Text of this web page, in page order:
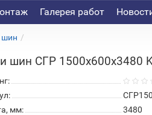
Галерея работ
шин
шин СГР 1500х600х3480
мм:
3480